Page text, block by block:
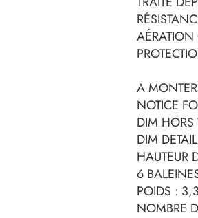
A
NOTICE
DIM
DIM
HAUTEUR
6
POIDS :
NOMBRE